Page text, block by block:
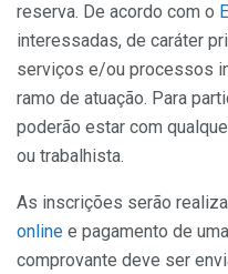
reserva. De acordo com o
interessadas, de caráter
serviços e/ou processos
ramo de atuação. Para
poderão estar com
ou trabalhista.
As inscrições serão
online e pagamento de
comprovante deve ser